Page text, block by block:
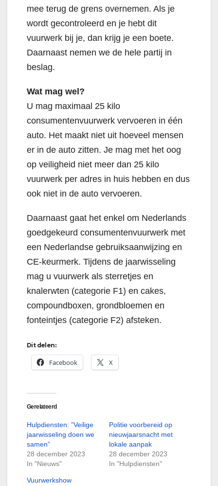
mee terug de grens overnemen. Als je
wordt gecontroleerd en je hebt dit
vuurwerk bij je, dan krijg je een boete.
Daarnaast nemen we de hele partij in
beslag.
Wat mag wel?
U mag maximaal 25 kilo
consumentenvuurwerk vervoeren in één
auto. Het maakt niet uit hoeveel mensen
er in de auto zitten. Je mag met het oog
op veiligheid niet meer dan 25 kilo
vuurwerk per adres in huis hebben en dus
ook niet in de auto vervoeren.
Daarnaast gaat het enkel om Nederlands
goedgekeurd consumentenvuurwerk met
een Nederlandse gebruiksaanwijzing en
CE-keurmerk. Tijdens de jaarwisseling
mag u vuurwerk als sterretjes en
knalerwten (categorie F1) en cakes,
compoundboxen, grondbloemen en
fonteintjes (categorie F2) afsteken.
Dit delen:
Facebook X
Gerelateerd
Hulpdiensten: ”Veilige
jaarwisseling doen we
samen”
28 december 2023
In "Nieuws"
Politie voorbereid op
nieuwjaarsnacht met
lokale aanpak
28 december 2023
In "Hulpdiensten"
Vuurwerkshow